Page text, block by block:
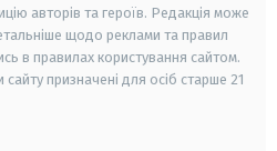
авторів та героїв. Редакція може
щодо реклами та правил
в правилах користування сайтом.
сайту призначені для осіб старше 21